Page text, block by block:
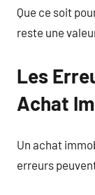
Que ce soit
reste une
Les
Achat
Un achat
erreurs